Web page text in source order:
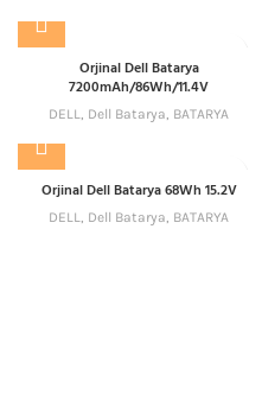
Orjinal Dell Batarya
7200mAh/86Wh/11.4V
DELL, Dell Batarya, BATARYA
Orjinal Dell Batarya 68Wh 15.2V
DELL, Dell Batarya, BATARYA